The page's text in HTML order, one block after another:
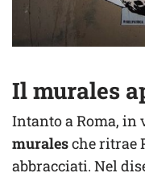
Il murales
Intanto a Roma, in
muralesche ritrae
abbracciati. Nel